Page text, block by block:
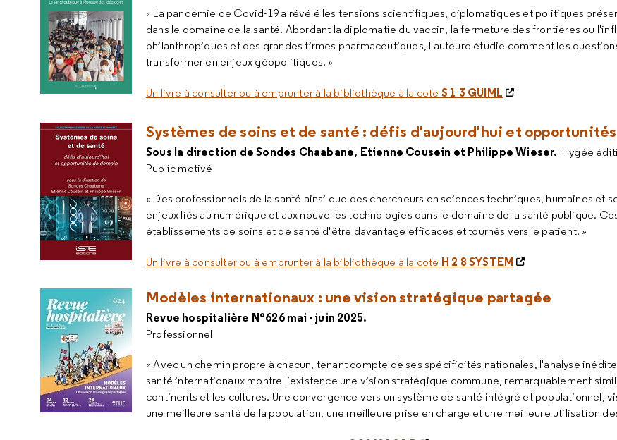
« La pandémie de Covid-19 a révélé les tensions scientifiques, diplomatiques et politiques
dans le domaine de la santé. Abordant la diplomatie du vaccin, la fermeture des frontières ou
philanthropiques et des grandes firmes pharmaceutiques, l'auteure étudie comment les
transformer en enjeux géopolitiques. »
Un livre à consulter ou à emprunter à la bibliothèque à la cote S 1 3 GUIML
Systèmes de soins et de santé : défis d'aujourd'hui et
Sous la direction de Sondes Chaabane, Etienne Cousein et Philippe Wieser. Hygée
Public motivé
« Des professionnels de la santé ainsi que des chercheurs en sciences techniques, humaines et
enjeux liés au numérique et aux nouvelles technologies dans le domaine de la santé publique.
établissements de soins et de santé d'être davantage efficaces et tournés vers le patient. »
Un livre à consulter ou à emprunter à la bibliothèque à la cote H 2 8 SYSTEM
Modèles internationaux : une vision stratégique partagée
Revue hospitalière N°626 mai - juin 2025.
Professionnel
« Avec un chemin propre à chacun, tenant compte de ses spécificités nationales, l'analyse
santé internationaux montre l’existence une vision stratégique commune, remarquablement
continents et les cultures. Une convergence vers un système de santé intégré et populationnel,
une meilleure santé de la population, une meilleure prise en charge et une meilleure utilisation